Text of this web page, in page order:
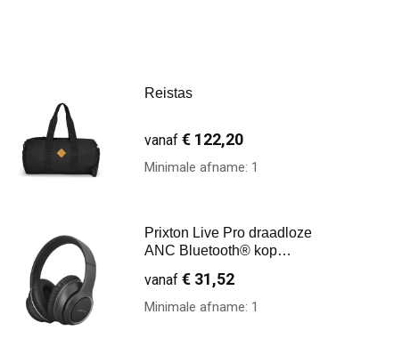
Reistas
vanaf € 122,20
Minimale afname: 1
Prixton Live Pro draadloze
ANC Bluetooth® kop…
vanaf € 31,52
Minimale afname: 1